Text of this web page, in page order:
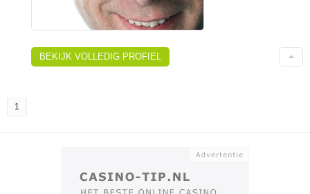
BEKIJK VOLLEDIG PROFIEL
1